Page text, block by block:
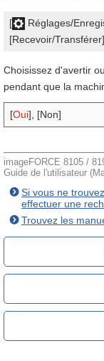
[ Réglages/
[Recevoir/Transférer]
Choisissez d'avertir
pendant que la
[Oui], [Non]
imageFORCE 8105 /
Guide de l'utilisateur
Si vous ne
effectuer une
Trouvez les